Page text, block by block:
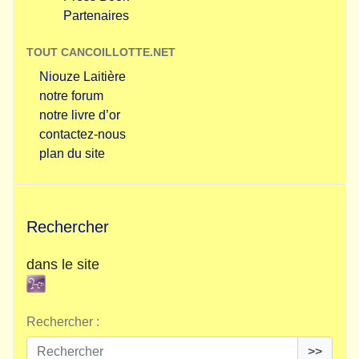
Partenaires
TOUT CANCOILLOTTE.NET
Niouze Laitière
notre forum
notre livre d’or
contactez-nous
plan du site
Rechercher
dans le site
Rechercher :
>>